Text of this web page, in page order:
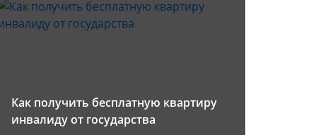
Как получить бесплатную квартиру
инвалиду от государства